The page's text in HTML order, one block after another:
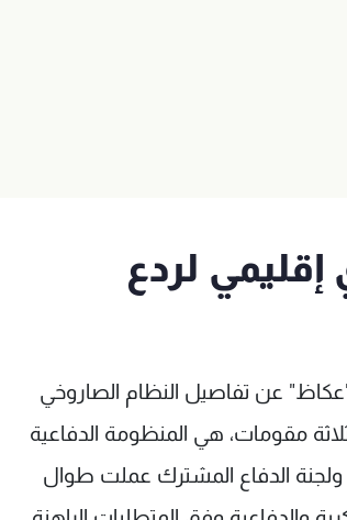
لردع
عن تفاصيل النظام الصاروخي
مقومات، هي المنظومة الدفاعية
ولجنة الدفاع المشترك عملت طوال